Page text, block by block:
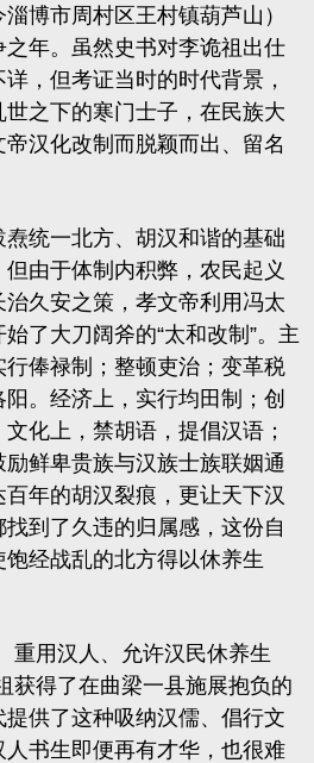
博市周村区王村镇葫芦山）
之年。虽然史书对李诡祖出仕
，但考证当时的时代背景，
之下的寒门士子，在民族大
汉化改制而脱颖而出、留名
统一北方、胡汉和谐的基础
由于体制内积弊，农民起义
久安之策，孝文帝利用 冯太
了大刀阔斧的“太和改制”。主
俸禄制；整顿吏治；变革税
。经济上，实行均田制；创
化上，禁胡语，提倡汉语；
鲜卑贵族与汉族士族联姻通
年的胡汉裂痕，更让天下汉
到了久违的归属感，这份自
经战乱的北方得以休养生
重用汉人、允许汉民休养生
获得了在曲梁一县施展抱负的
供了这种吸纳汉儒、倡行文
书生即便再有才华，也很难